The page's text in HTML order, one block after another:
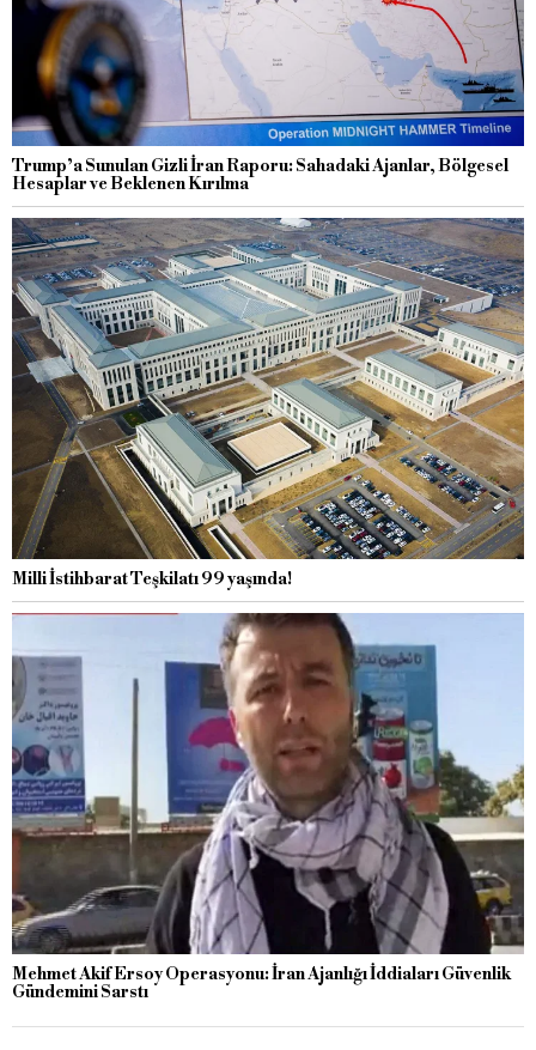
Trump’a Sunulan Gizli İran Raporu: Sahadaki Ajanlar, Bölgesel
Hesaplar ve Beklenen Kırılma
Milli İstihbarat Teşkilatı 99 yaşında!
Mehmet Akif Ersoy Operasyonu: İran Ajanlığı İddiaları Güvenlik
Gündemini Sarstı